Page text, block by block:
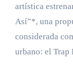
artística
Así”*, una
considerada
urbano: el Trap